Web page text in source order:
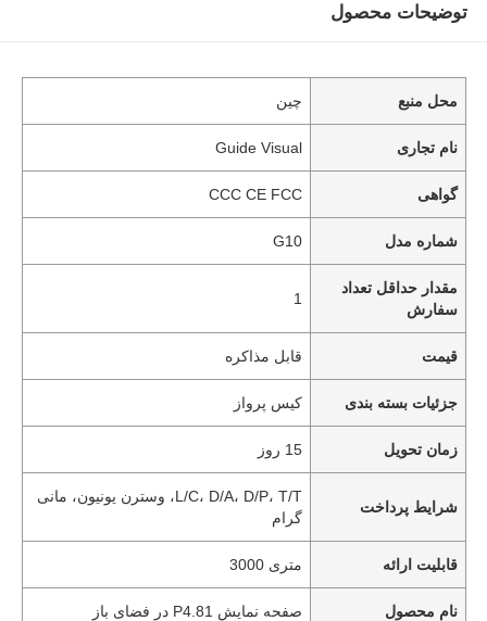
توضیحات محصول
محل منبع چین
نام تجاری Guide Visual
گواهی CCC CE FCC
شماره مدل G10
مقدار حداقل تعداد
سفارش
1
قیمت قابل مذاکره
جزئیات بسته بندی کیس پرواز
زمان تحویل 15 روز
شرایط پرداخت
L/C، D/A، D/P، T/T، وسترن یونیون، مانی
گرام
قابلیت ارائه متری 3000
نام محصول صفحه نمایش P4.81 در فضای باز